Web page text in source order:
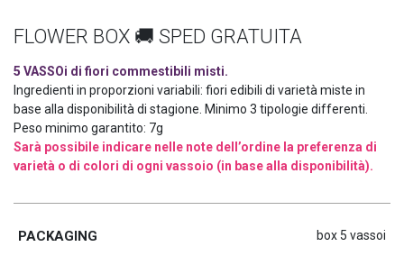
FLOWER BOX 🚚 SPED GRATUITA
5 VASSOi di fiori commestibili misti.
Ingredienti in proporzioni variabili: fiori edibili di varietà miste in
base alla disponibilità di stagione. Minimo 3 tipologie differenti.
Peso minimo garantito: 7g
Sarà possibile indicare nelle note dell’ordine la preferenza di
varietà o di colori di ogni vassoio (in base alla disponibilità).
box 5 vassoi